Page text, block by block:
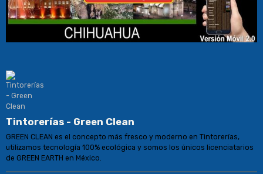
Tintorerías - Green Clean
GREEN CLEAN es el concepto más fresco y moderno en Tintorerías,
utilizamos tecnología 100% ecológica y somos los únicos licenciatarios
de GREEN EARTH en México.